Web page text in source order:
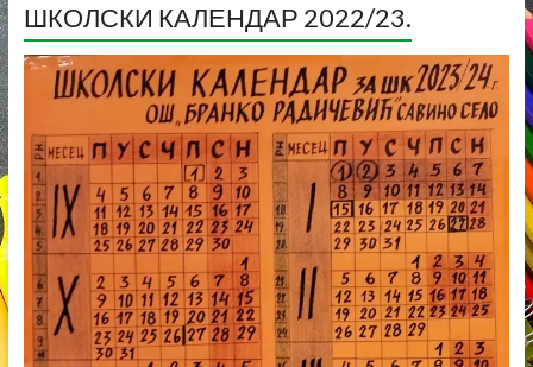
ШКОЛСКИ КАЛЕНДАР 2022/23.